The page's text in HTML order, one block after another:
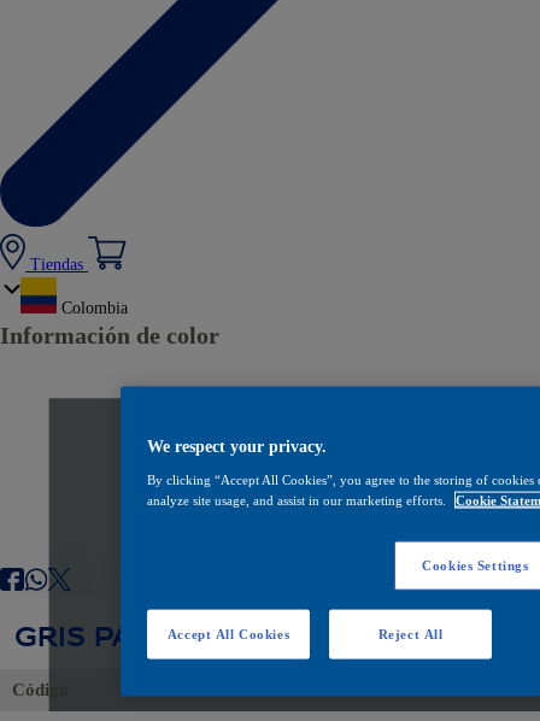
Tiendas
Colombia
Información de color
GRIS PANTONE 431C
Código
We respect your privacy.
By clicking “Accept All Cookies”, you agree to the storing of
analyze site usage, and assist in our marketing efforts.
Cookie
Cookies Settings
Reject All
Accept All Cookies